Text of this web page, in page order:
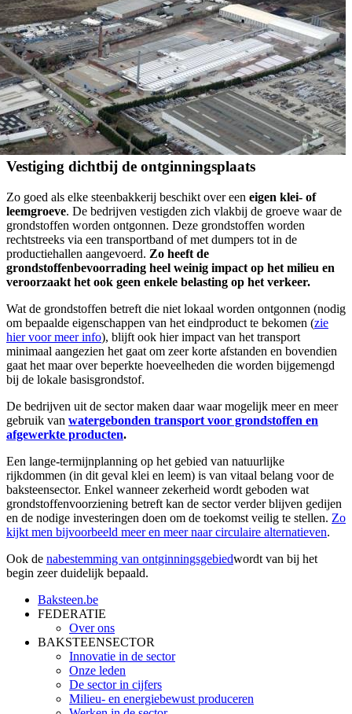
Vestiging dichtbij de ontginningsplaats
Zo goed als elke steenbakkerij beschikt over een eigen klei- of
leemgroeve. De bedrijven vestigden zich vlakbij de groeve waar de
grondstoffen worden ontgonnen. Deze grondstoffen worden
rechtstreeks via een transportband of met dumpers tot in de
productiehallen aangevoerd. Zo heeft de
grondstoffenbevoorrading heel weinig impact op het milieu en
veroorzaakt het ook geen enkele belasting op het verkeer.
Wat de grondstoffen betreft die niet lokaal worden ontgonnen (nodig
om bepaalde eigenschappen van het eindproduct te bekomen (zie
hier voor meer info), blijft ook hier impact van het transport
minimaal aangezien het gaat om zeer korte afstanden en bovendien
gaat het maar over beperkte hoeveelheden die worden bijgemengd
bij de lokale basisgrondstof.
De bedrijven uit de sector maken daar waar mogelijk meer en meer
gebruik van watergebonden transport voor grondstoffen en
afgewerkte producten.
Een lange-termijnplanning op het gebied van natuurlijke
rijkdommen (in dit geval klei en leem) is van vitaal belang voor de
baksteensector. Enkel wanneer zekerheid wordt geboden wat
grondstoffenvoorziening betreft kan de sector verder blijven gedijen
en de nodige investeringen doen om de toekomst veilig te stellen. Zo
kijkt men bijvoorbeeld meer en meer naar circulaire alternatieven.
Ook de nabestemming van ontginningsgebiedwordt van bij het
begin zeer duidelijk bepaald.
Baksteen.be
FEDERATIE
Over ons
BAKSTEENSECTOR
Innovatie in de sector
Onze leden
De sector in cijfers
Milieu- en energiebewust produceren